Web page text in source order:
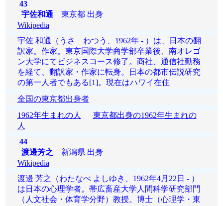
43
宇佐和通 東京都 出身
Wikipedia
宇佐 和通（うさ わつう、1962年 - ）は、日本の翻
訳家。作家。東京国際大学商学部卒業後、南オレゴ
ン大学にてビジネスコース修了。商社、通信社勤務
を経て、翻訳家・作家に転身。日本の都市伝説研究
の第一人者でもある[1]。現在はハワイ在住
全国の東京都出身者
1962年生まれの人
東京都出身の1962年生まれの
人
44
渡邊芳之 新潟県 出身
Wikipedia
渡邊 芳之（わたなべ よしゆき、1962年4月22日 - ）
は日本の心理学者。帯広畜産大学人間科学研究部門
（人文社会・体育学分野）教授。博士（心理学・東